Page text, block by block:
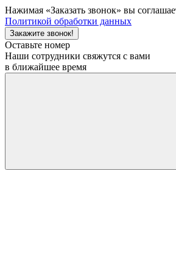
Нажимая «Заказать звонок» вы
Политикой обработки данных
Закажите звонок!
Оставьте номер
Наши сотрудники свяжутся с вами
в ближайшее время